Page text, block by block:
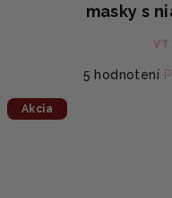
masky s
VT
Priemerné
5 hodnotení
Akcia